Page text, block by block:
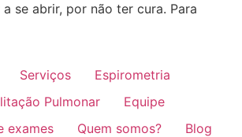
se abrir, por não ter cura. Para
Serviços
Espirometria
Pulmonar
Equipe
exames
Quem somos? Blog